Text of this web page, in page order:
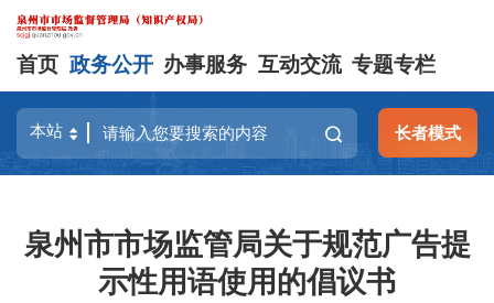
首页 政务公开 办事服务 互动交流 专题专栏
长者模式
泉州市市场监管局关于规范广告提
示性用语使用的倡议书